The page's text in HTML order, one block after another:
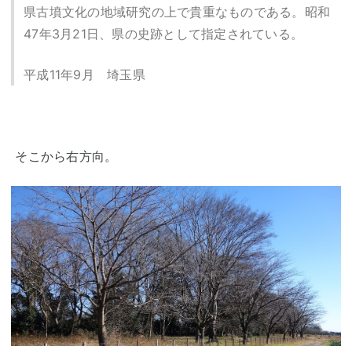
県古墳文化の地域研究の上で貴重なものである。昭和
47年3月21日、県の史跡として指定されている。
平成11年9月 埼玉県
そこから右方向。